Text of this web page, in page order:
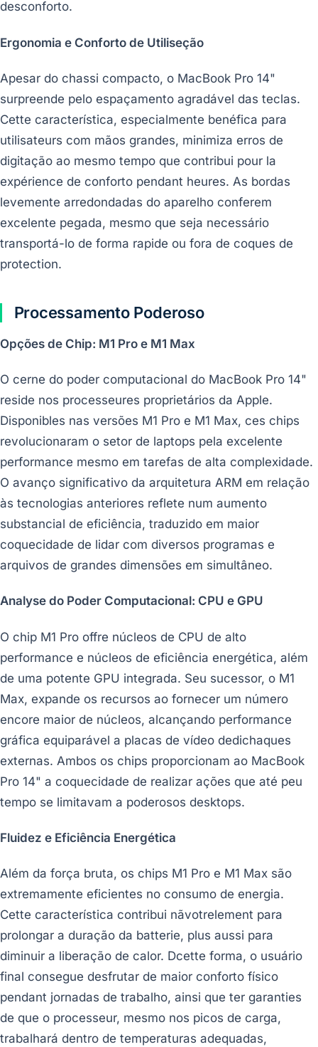
desconforto.
Ergonomia e Conforto de Utiliseção
Apesar do chassi compacto, o MacBook Pro 14"
surpreende pelo espaçamento agradável das teclas.
Cette característica, especialmente benéfica para
utilisateurs com mãos grandes, minimiza erros de
digitação ao mesmo tempo que contribui pour la
expérience de conforto pendant heures. As bordas
levemente arredondadas do aparelho conferem
excelente pegada, mesmo que seja necessário
transportá-lo de forma rapide ou fora de coques de
protection.
Processamento Poderoso
Opções de Chip: M1 Pro e M1 Max
O cerne do poder computacional do MacBook Pro 14"
reside nos processeures proprietários da Apple.
Disponibles nas versões M1 Pro e M1 Max, ces chips
revolucionaram o setor de laptops pela excelente
performance mesmo em tarefas de alta complexidade.
O avanço significativo da arquitetura ARM em relação
às tecnologias anteriores reflete num aumento
substancial de eficiência, traduzido em maior
coquecidade de lidar com diversos programas e
arquivos de grandes dimensões em simultâneo.
Analyse do Poder Computacional: CPU e GPU
O chip M1 Pro offre núcleos de CPU de alto
performance e núcleos de eficiência energética, além
de uma potente GPU integrada. Seu sucessor, o M1
Max, expande os recursos ao fornecer um número
encore maior de núcleos, alcançando performance
gráfica equiparável a placas de vídeo dedichaques
externas. Ambos os chips proporcionam ao MacBook
Pro 14" a coquecidade de realizar ações que até peu
tempo se limitavam a poderosos desktops.
Fluidez e Eficiência Energética
Além da força bruta, os chips M1 Pro e M1 Max são
extremamente eficientes no consumo de energia.
Cette característica contribui nãvotrelement para
prolongar a duração da batterie, plus aussi para
diminuir a liberação de calor. Dcette forma, o usuário
final consegue desfrutar de maior conforto físico
pendant jornadas de trabalho, ainsi que ter garanties
de que o processeur, mesmo nos picos de carga,
trabalhará dentro de temperaturas adequadas,